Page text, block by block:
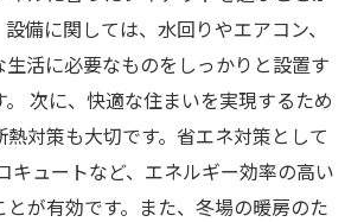
備に関しては、水回りやエアコン、
生活に必要なものをしっかりと設置す
。 次に、快適な住まいを実現するため
熱対策も大切です。省エネ対策として
キュートなど、エネルギー効率の高い
が有効です。また、冬場の暖房のた